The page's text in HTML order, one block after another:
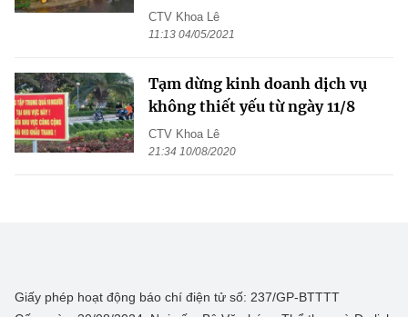
CTV Khoa Lê
11:13 04/05/2021
Tạm dừng kinh doanh dịch vụ
không thiết yếu từ ngày 11/8
CTV Khoa Lê
21:34 10/08/2020
Giấy phép hoạt động báo chí điện tử số: 237/GP-BTTTT